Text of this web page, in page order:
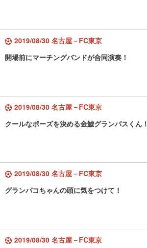
2019/08/30 名古屋－FC東京
開場前にマーチングバンドが合同演奏！
2019/08/30 名古屋－FC東京
クールなポーズを決める金鯱グランパスくん！
2019/08/30 名古屋－FC東京
グランパコちゃんの頭に気をつけて！
2019/08/30 名古屋－FC東京